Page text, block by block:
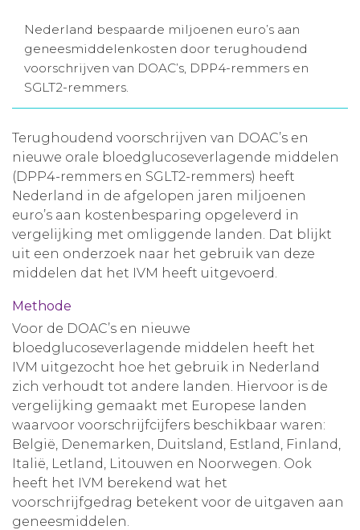
Aanmelden nieuwsbrief
Inloggen
Nederland bespaarde miljoenen euro’s aan
geneesmiddelenkosten door terughoudend
voorschrijven van DOAC’s, DPP4-remmers en
SGLT2-remmers.
Terughoudend voorschrijven van DOAC’s en
nieuwe orale bloedglucoseverlagende middelen
(DPP4-remmers en SGLT2-remmers) heeft
Nederland in de afgelopen jaren miljoenen
euro’s aan kostenbesparing opgeleverd in
vergelijking met omliggende landen. Dat blijkt
uit een onderzoek naar het gebruik van deze
middelen dat het IVM heeft uitgevoerd.
Methode
Voor de DOAC’s en nieuwe
bloedglucoseverlagende middelen heeft het
IVM uitgezocht hoe het gebruik in Nederland
zich verhoudt tot andere landen. Hiervoor is de
vergelijking gemaakt met Europese landen
waarvoor voorschrijfcijfers beschikbaar waren:
België, Denemarken, Duitsland, Estland, Finland,
Italië, Letland, Litouwen en Noorwegen. Ook
heeft het IVM berekend wat het
voorschrijfgedrag betekent voor de uitgaven aan
geneesmiddelen.